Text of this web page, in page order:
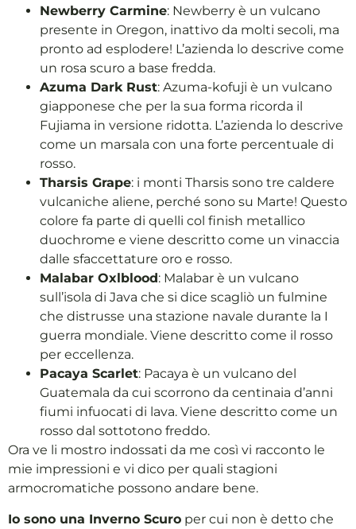
Newberry Carmine: Newberry è un vulcano
presente in Oregon, inattivo da molti secoli, ma
pronto ad esplodere! L’azienda lo descrive come
un rosa scuro a base fredda.
Azuma Dark Rust: Azuma-kofuji è un vulcano
giapponese che per la sua forma ricorda il
Fujiama in versione ridotta. L’azienda lo descrive
come un marsala con una forte percentuale di
rosso.
Tharsis Grape: i monti Tharsis sono tre caldere
vulcaniche aliene, perché sono su Marte! Questo
colore fa parte di quelli col finish metallico
duochrome e viene descritto come un vinaccia
dalle sfaccettature oro e rosso.
Malabar Oxlblood: Malabar è un vulcano
sull’isola di Java che si dice scagliò un fulmine
che distrusse una stazione navale durante la I
guerra mondiale. Viene descritto come il rosso
per eccellenza.
Pacaya Scarlet: Pacaya è un vulcano del
Guatemala da cui scorrono da centinaia d’anni
fiumi infuocati di lava. Viene descritto come un
rosso dal sottotono freddo.
Ora ve li mostro indossati da me così vi racconto le
mie impressioni e vi dico per quali stagioni
armocromatiche possono andare bene.
Io sono una Inverno Scuro per cui non è detto che